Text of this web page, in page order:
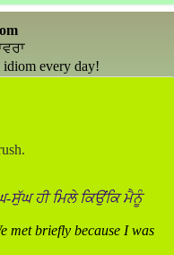
every day!
ਸੁੱਘ ਹੀ ਮਿਲੇ ਕਿਉਂਕਿ ਮੈਨੂੰ
met briefly because I was